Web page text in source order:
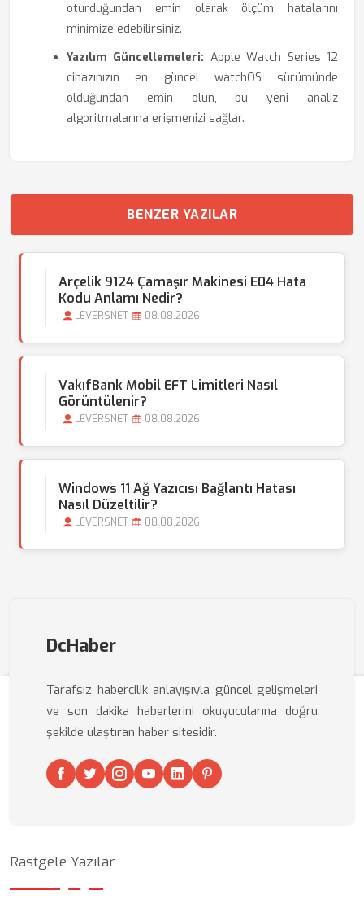
oturduğundan emin olarak ölçüm hatalarını
minimize edebilirsiniz.
Yazılım Güncellemeleri: Apple Watch Series 12
cihazınızın en güncel watchOS sürümünde
olduğundan emin olun, bu yeni analiz
algoritmalarına erişmenizi sağlar.
BENZER YAZILAR
Arçelik 9124 Çamaşır Makinesi E04 Hata
Kodu Anlamı Nedir?
LEVERSNET 08.08.2026
VakıfBank Mobil EFT Limitleri Nasıl
Görüntülenir?
LEVERSNET 08.08.2026
Windows 11 Ağ Yazıcısı Bağlantı Hatası
Nasıl Düzeltilir?
LEVERSNET 08.08.2026
DcHaber
Tarafsız habercilik anlayışıyla güncel gelişmeleri
ve son dakika haberlerini okuyucularına doğru
şekilde ulaştıran haber sitesidir.
Rastgele Yazılar